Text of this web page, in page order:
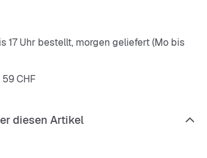
17 Uhr bestellt, morgen geliefert (Mo bis
CHF
diesen Artikel